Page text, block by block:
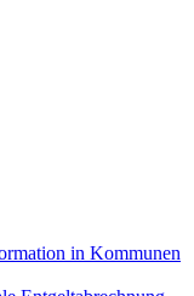
in Kommunen